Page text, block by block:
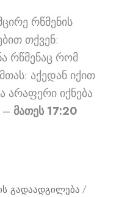
რწმენის
თქვენ:
რწმენაც რომ
აქედან იქით
არაფერი იქნება
– მათეს 17:20
გადაადგილება